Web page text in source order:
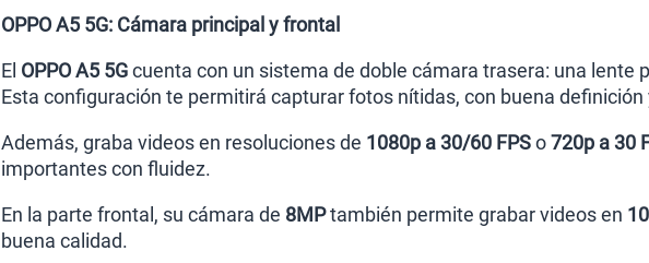
OPPO A5 5G: Cámara principal y frontal
El OPPO A5 5Gcuenta con un sistema de doble cámara trasera: una lente
Esta configuración te permitirá capturar fotos nítidas, con buena
Además, graba videos en resoluciones de 1080p a 30/60 FPSo720p a 30
importantes con fluidez.
En la parte frontal, su cámara de 8MPtambién permite grabar videos en
buena calidad.